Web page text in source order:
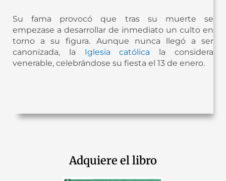
Su fama provocó que tras su muerte se
empezase a desarrollar de inmediato un culto en
torno a su figura. Aunque nunca llegó a ser
canonizada, la Iglesia católica la considera
venerable, celebrándose su fiesta el 13 de enero.
Adquiere el libro